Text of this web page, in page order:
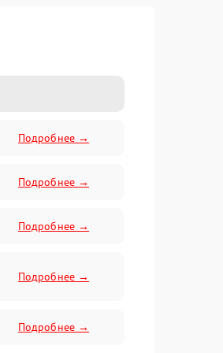
Подробнее →
Подробнее →
Подробнее →
Подробнее →
Подробнее →